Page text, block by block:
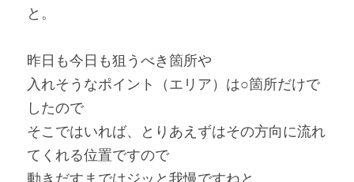
と。
昨日も今日も狙うべき箇所や
入れそうなポイント（エリア）は○箇所だけで
したので
そこではいれば、とりあえずはその方向に流れ
てくれる位置ですので